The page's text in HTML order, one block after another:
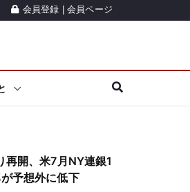
会員登録 会員ページ
再開、米7月NY連銀1
予想外に低下